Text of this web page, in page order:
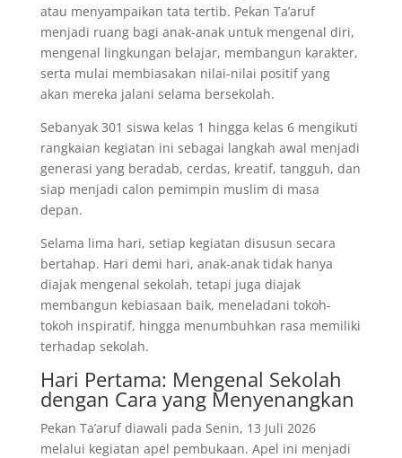
atau menyampaikan tata tertib. Pekan Ta’aruf
menjadi ruang bagi anak-anak untuk mengenal diri,
mengenal lingkungan belajar, membangun karakter,
serta mulai membiasakan nilai-nilai positif yang
akan mereka jalani selama bersekolah.
Sebanyak 301 siswa kelas 1 hingga kelas 6 mengikuti
rangkaian kegiatan ini sebagai langkah awal menjadi
generasi yang beradab, cerdas, kreatif, tangguh, dan
siap menjadi calon pemimpin muslim di masa
depan.
Selama lima hari, setiap kegiatan disusun secara
bertahap. Hari demi hari, anak-anak tidak hanya
diajak mengenal sekolah, tetapi juga diajak
membangun kebiasaan baik, meneladani tokoh-
tokoh inspiratif, hingga menumbuhkan rasa memiliki
terhadap sekolah.
Hari Pertama: Mengenal Sekolah
dengan Cara yang Menyenangkan
Pekan Ta’aruf diawali pada Senin, 13 Juli 2026
melalui kegiatan apel pembukaan. Apel ini menjadi